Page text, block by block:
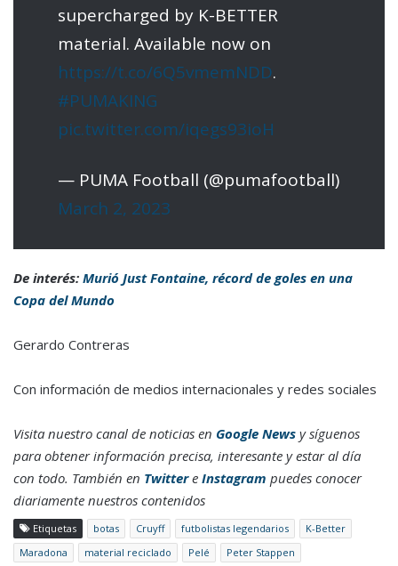
supercharged by K-BETTER
material. Available now on
https://t.co/6Q5vmemNDD.
#PUMAKING
pic.twitter.com/iqegs93ioH
— PUMA Football (@pumafootball)
March 2, 2023
De interés: Murió Just Fontaine, récord de goles en una
Copa del Mundo
Gerardo Contreras
Con información de medios internacionales y redes sociales
Visita nuestro canal de noticias en Google News y síguenos
para obtener información precisa, interesante y estar al día
con todo. También en Twittere Instagram puedes conocer
diariamente nuestros contenidos
Etiquetas botas Cruyff futbolistas legendarios
K-Better
Maradona
material reciclado Pelé
Peter Stappen